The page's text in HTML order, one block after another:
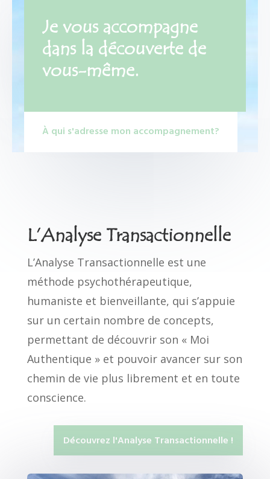
Je vous accompagne
dans la découverte de
vous-même.
À qui s'adresse mon accompagnement?
L’Analyse Transactionnelle
L’Analyse Transactionnelle est une
méthode psychothérapeutique,
humaniste et bienveillante, qui s’appuie
sur un certain nombre de concepts,
permettant de découvrir son « Moi
Authentique » et pouvoir avancer sur son
chemin de vie plus librement et en toute
conscience.
Découvrez l'Analyse Transactionnelle !